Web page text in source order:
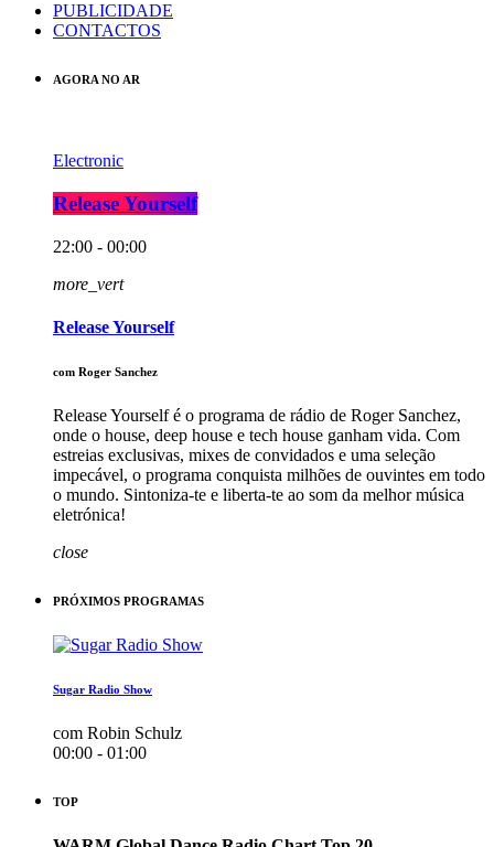
PUBLICIDADE
CONTACTOS
AGORA NO AR
Electronic
Release Yourself
22:00 - 00:00
more_vert
Release Yourself
com Roger Sanchez
Release Yourself é o programa de rádio de Roger Sanchez,
onde o house, deep house e tech house ganham vida. Com
estreias exclusivas, mixes de convidados e uma seleção
impecável, o programa conquista milhões de ouvintes em todo
o mundo. Sintoniza-te e liberta-te ao som da melhor música
eletrónica!
close
PRÓXIMOS PROGRAMAS
Sugar Radio Show
com Robin Schulz
00:00 - 01:00
TOP